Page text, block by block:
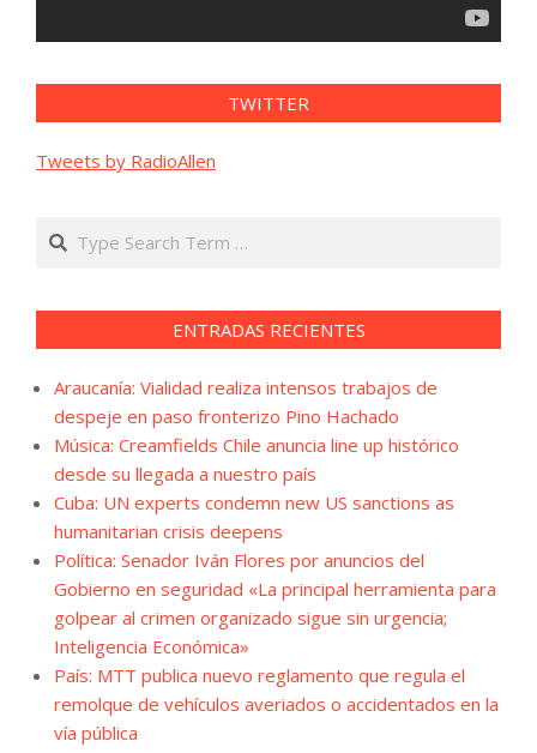
TWITTER
Tweets by RadioAllen
Search
ENTRADAS RECIENTES
Araucanía: Vialidad realiza intensos trabajos de
despeje en paso fronterizo Pino Hachado
Música: Creamfields Chile anuncia line up histórico
desde su llegada a nuestro país
Cuba: UN experts condemn new US sanctions as
humanitarian crisis deepens
Política: Senador Iván Flores por anuncios del
Gobierno en seguridad «La principal herramienta para
golpear al crimen organizado sigue sin urgencia;
Inteligencia Económica»
País: MTT publica nuevo reglamento que regula el
remolque de vehículos averiados o accidentados en la
vía pública